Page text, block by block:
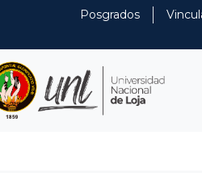
Posgrados